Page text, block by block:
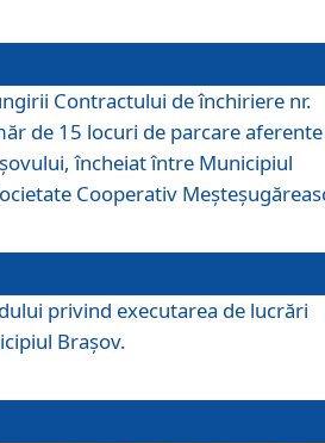
Contractului de închiriere nr.
de 15 locuri de parcare aferente
încheiat între Municipiul
Cooperativ
privind executarea de lucrări
Brașov.